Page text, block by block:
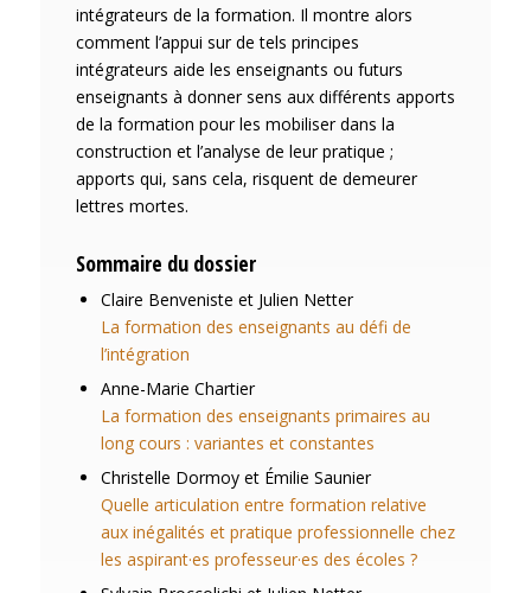
intégrateurs de la formation. Il montre alors
comment l’appui sur de tels principes
intégrateurs aide les enseignants ou futurs
enseignants à donner sens aux différents apports
de la formation pour les mobiliser dans la
construction et l’analyse de leur pratique ;
apports qui, sans cela, risquent de demeurer
lettres mortes.
Sommaire du dossier
Claire Benveniste et Julien Netter
La formation des enseignants au défi de
l’intégration
Anne-Marie Chartier
La formation des enseignants primaires au
long cours : variantes et constantes
Christelle Dormoyet Émilie Saunier
Quelle articulation entre formation relative
aux inégalités et pratique professionnelle chez
les aspirant·es professeur·es des écoles ?